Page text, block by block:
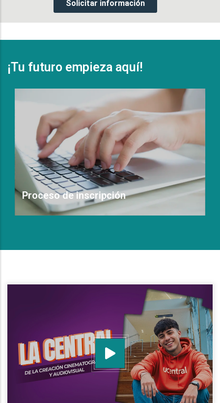
¡Tu futuro empieza aquí!
Proceso de inscripción